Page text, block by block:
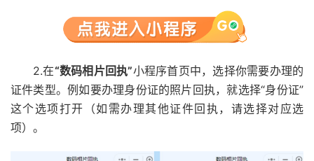
2.在“数码相片回执”小程序首页中，选择你需要办理的
证件类型。例如要办理身份证的照片回执，就选择“身份证”
这个选项打开（如需办理其他证件回执，请选择对应选
项）。